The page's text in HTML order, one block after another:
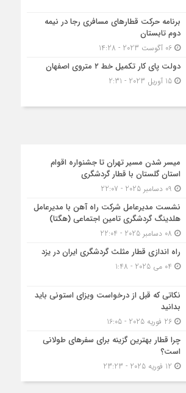
برنامه حرکت قطارهای مسافری رجا در نیمه
دوم تابستان
06 آگوست 2023 - 14:28
دولت پای کار تکمیل خط ۲ متروی اصفهان
15 آوریل 2023 - 2:31
میسر شدن مسیر تهران تا جشنواره اقوام
استان گلستان با قطار گردشگری
نشست مدیرعامل شرکت راه آهن با مدیرعامل
هلدینگ گردشگری تامین اجتماعی (هگتا)
راه اندازی قطار مثلث گردشگری ایران در یزد
نکاتی که قبل از درخواست ویزای استونی باید
بدانید
26 فوریه 2025 - 16:05
چرا قطار بهترین گزینه برای سفرهای طولانی
است؟